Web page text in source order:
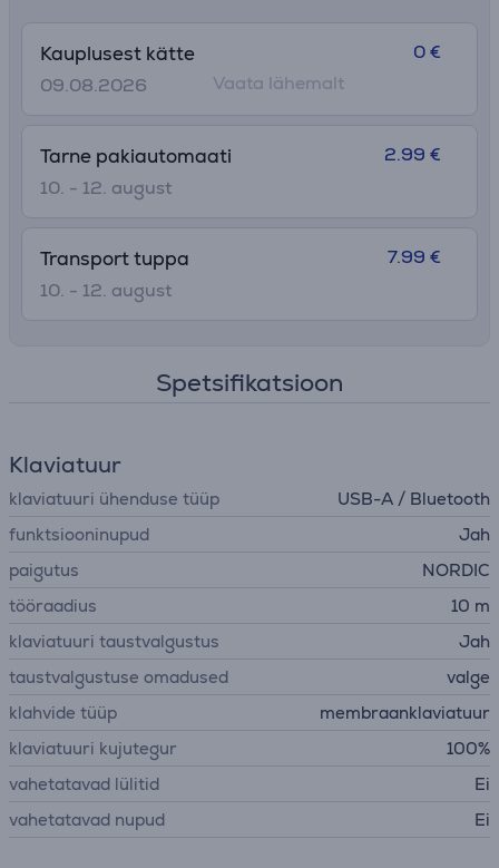
Kauplusest kätte
09.08.2026
0 €
Vaata lähemalt
Tarne pakiautomaati
10. - 12. august
2.99 €
Transport tuppa
10. - 12. august
7.99 €
Spetsifikatsioon
Klaviatuur
klaviatuuri ühenduse tüüp
USB-A / Bluetooth
funktsiooninupud
Jah
paigutus
NORDIC
tööraadius
10 m
klaviatuuri taustvalgustus
Jah
taustvalgustuse omadused
valge
klahvide tüüp
membraanklaviatuur
klaviatuuri kujutegur
100%
vahetatavad lülitid
Ei
vahetatavad nupud
Ei